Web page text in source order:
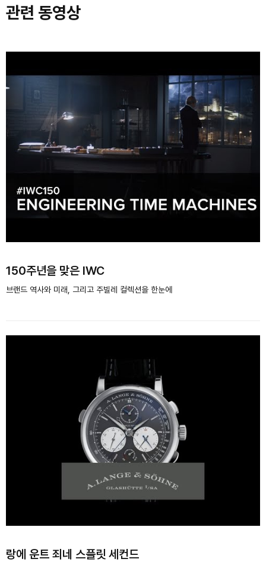
관련 동영상
150주년을 맞은 IWC
브랜드 역사와 미래, 그리고 주빌레 컬렉션을 한눈에
랑에 운트 죄네 스플릿 세컨드